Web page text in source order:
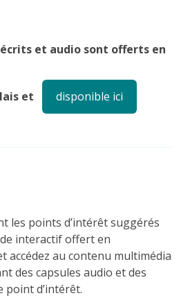
et audio sont offerts en
et disponible ici
les points d’intérêt suggérés
interactif offert en
accédez au contenu multimédia
des capsules audio et des
point d’intérêt.